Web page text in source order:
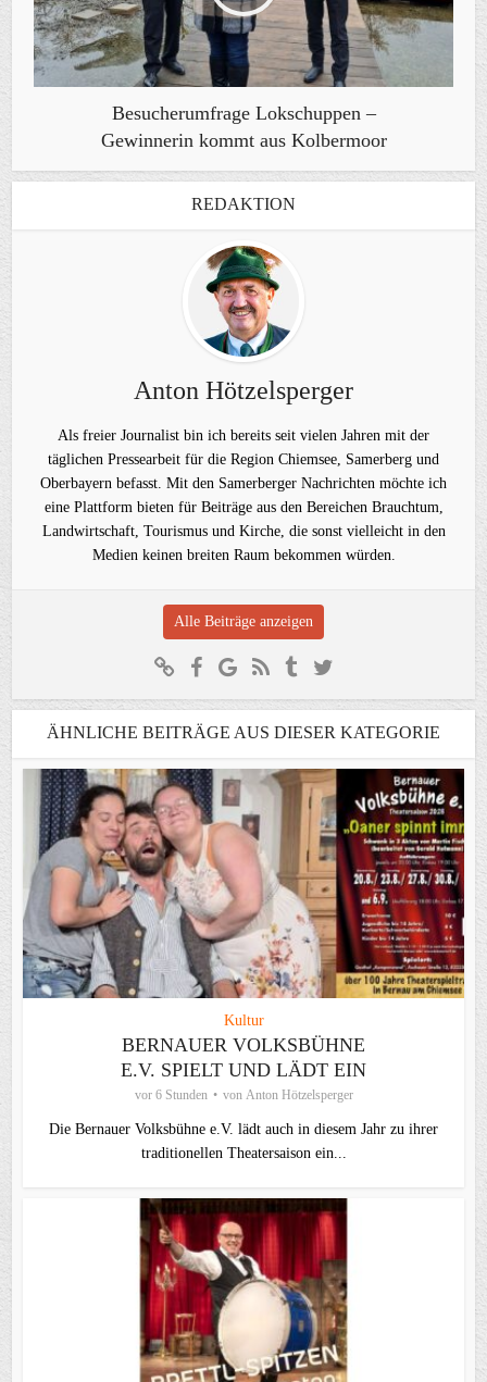
Besucherumfrage Lokschuppen –
Gewinnerin kommt aus Kolbermoor
REDAKTION
Anton Hötzelsperger
Als freier Journalist bin ich bereits seit vielen Jahren mit der
täglichen Pressearbeit für die Region Chiemsee, Samerberg und
Oberbayern befasst. Mit den Samerberger Nachrichten möchte ich
eine Plattform bieten für Beiträge aus den Bereichen Brauchtum,
Landwirtschaft, Tourismus und Kirche, die sonst vielleicht in den
Medien keinen breiten Raum bekommen würden.
Alle Beiträge anzeigen
ÄHNLICHE BEITRÄGE AUS DIESER KATEGORIE
Kultur
BERNAUER VOLKSBÜHNE
E.V. SPIELT UND LÄDT EIN
vor 6 Stunden von Anton Hötzelsperger
Die Bernauer Volksbühne e.V. lädt auch in diesem Jahr zu ihrer
traditionellen Theater­saison ein...